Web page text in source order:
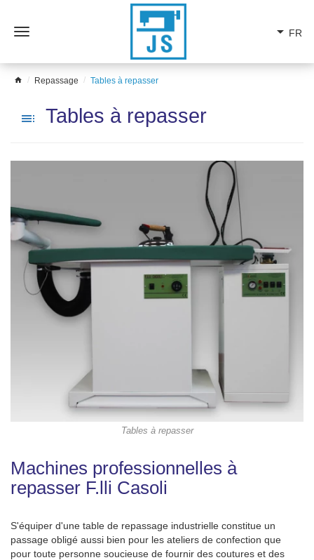
arrow_drop_down FR
home Repassage Tables à repasser
toc Tables à repasser
Tables à repasser
Machines professionnelles à
repasser F.lli Casoli
S'équiper d'une table de repassage industrielle constitue un
passage obligé aussi bien pour les ateliers de confection que
pour toute personne soucieuse de fournir des coutures et des